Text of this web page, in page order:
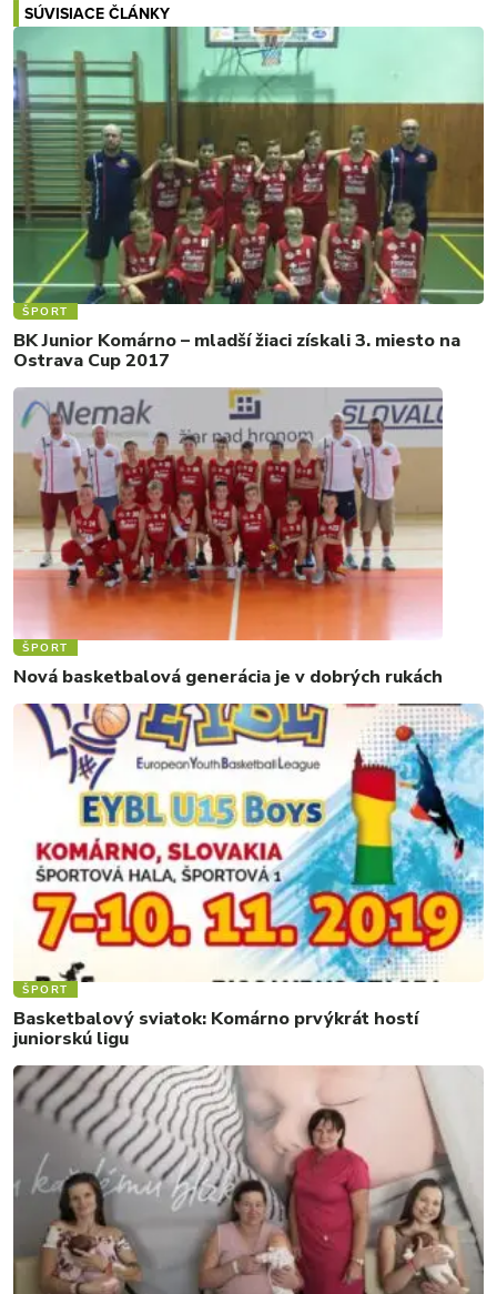
SÚVISIACE ČLÁNKY
ŠPORT
BK Junior Komárno – mladší žiaci získali 3. miesto na
Ostrava Cup 2017
ŠPORT
Nová basketbalová generácia je v dobrých rukách
ŠPORT
Basketbalový sviatok: Komárno prvýkrát hostí
juniorskú ligu